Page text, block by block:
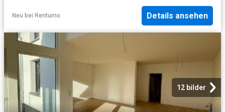
Neu bei Rentumo Details ansehen
12 bilder